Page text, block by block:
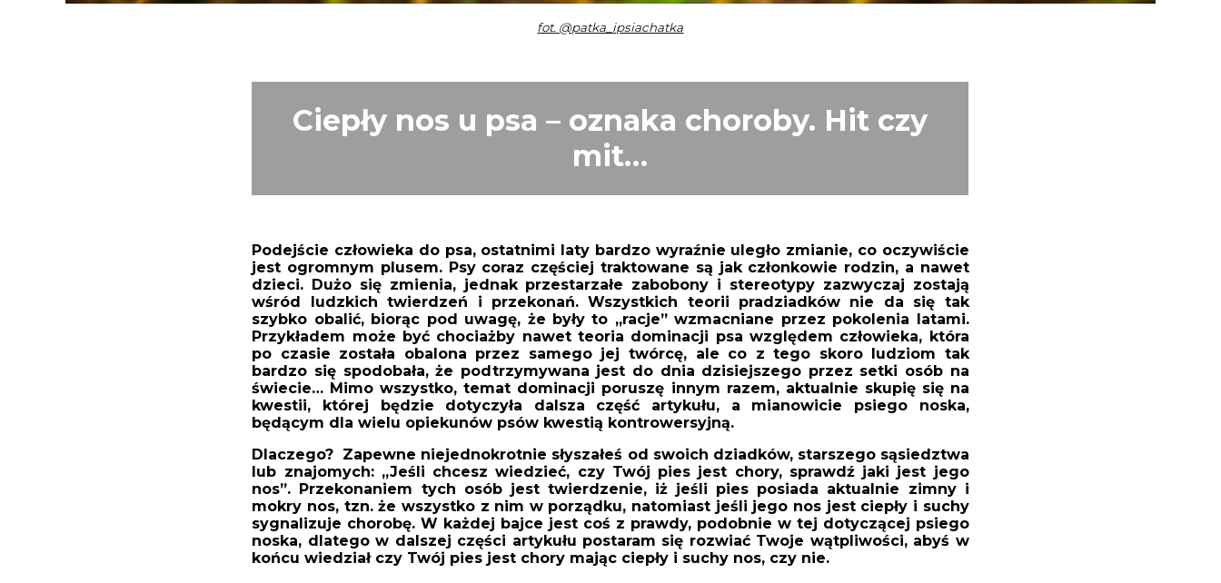
fot. @patka_ipsiachatka
Ciepły nos u psa – oznaka choroby. Hit czy
mit…
Podejście człowieka do psa, ostatnimi laty bardzo wyraźnie uległo zmianie, co oczywiście
jest ogromnym plusem. Psy coraz częściej traktowane są jak członkowie rodzin, a nawet
dzieci. Dużo się zmienia, jednak przestarzałe zabobony i stereotypy zazwyczaj zostają
wśród ludzkich twierdzeń i przekonań. Wszystkich teorii pradziadków nie da się tak
szybko obalić, biorąc pod uwagę, że były to „racje” wzmacniane przez pokolenia latami.
Przykładem może być chociażby nawet teoria dominacji psa względem człowieka, która
po czasie została obalona przez samego jej twórcę, ale co z tego skoro ludziom tak
bardzo się spodobała, że podtrzymywana jest do dnia dzisiejszego przez setki osób na
świecie… Mimo wszystko, temat dominacji poruszę innym razem, aktualnie skupię się na
kwestii, której będzie dotyczyła dalsza część artykułu, a mianowicie psiego noska,
będącym dla wielu opiekunów psów kwestią kontrowersyjną.
Dlaczego? Zapewne niejednokrotnie słyszałeś od swoich dziadków, starszego sąsiedztwa
lub znajomych: „Jeśli chcesz wiedzieć, czy Twój pies jest chory, sprawdź jaki jest jego
nos”. Przekonaniem tych osób jest twierdzenie, iż jeśli pies posiada aktualnie zimny i
mokry nos, tzn. że wszystko z nim w porządku, natomiast jeśli jego nos jest ciepły i suchy
sygnalizuje chorobę. W każdej bajce jest coś z prawdy, podobnie w tej dotyczącej psiego
noska, dlatego w dalszej części artykułu postaram się rozwiać Twoje wątpliwości, abyś w
końcu wiedział czy Twój pies jest chory mając ciepły i suchy nos, czy nie.